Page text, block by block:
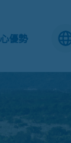
優勢